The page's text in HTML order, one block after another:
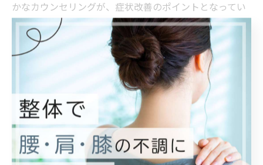
かなカウンセリングが、症状改善のポイントとなってい
ます。
整体施術で長年の悩みを乗り越えた実体験集
仙台市で整体施術を受け、長年の慢性痛から解放された
方々の実体験を集めると、共通して「自分の身体の状態
を理解できた」「根本からのケアが大切だと実感した」
という感想が多く聞かれます。整体では、単なるマッサ
ージや一時的な痛みの緩和だけでなく、身体全体のバラ